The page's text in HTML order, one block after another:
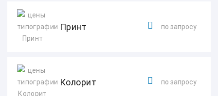
Принт по запросу
Колорит по запросу